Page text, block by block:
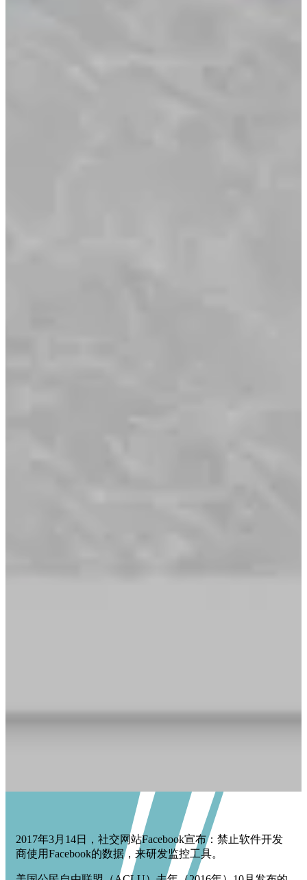
2017年3月14日，社交网站Facebook宣布：禁止软件开发
商使用Facebook的数据，来研发监控工具。